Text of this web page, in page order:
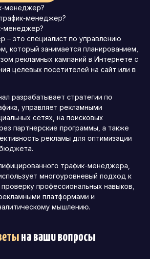
менеджер?
менеджер?
менеджер?
– это специалист по управлению
который занимается планированием,
рекламных кампаний в Интернете с
целевых посетителей на сайт или в
разрабатывает стратегии по
управляет рекламными
сетях, на поисковых
партнерские программы, а также
рекламы для оптимизации
трафик-менеджера,
многоуровневый подход к
профессиональных навыков,
платформами и
мышлению.
на ваши вопросы